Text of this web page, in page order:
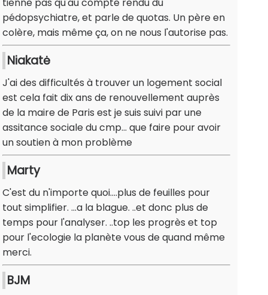
pédopsychiatre, et parle de quotas. Un père en
colère, mais même ça, on ne nous l'autorise pas.
Niakatė
J'ai des difficultés à trouver un logement social
est cela fait dix ans de renouvellement auprès
de la maire de Paris est je suis suivi par une
assitance sociale du cmp... que faire pour avoir
un soutien à mon problème
Marty
C'est du n'importe quoi....plus de feuilles pour
tout simplifier. ...a la blague. ..et donc plus de
temps pour l'analyser. ..top les progrès et top
pour l'ecologie la planète vous de quand même
merci.
BJM